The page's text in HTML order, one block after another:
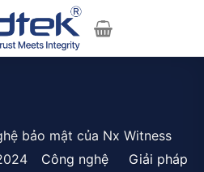
bảo mật của Nx Witness
Công nghệ
Giải pháp